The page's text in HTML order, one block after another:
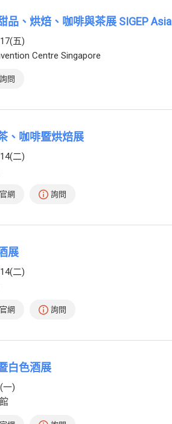
品、烘焙、咖啡與茶展 SIGEP Asia
五)
Centre Singapore
詢問
、咖啡暨烘焙展
二)
官網 詢問
展
二)
官網 詢問
白色酒展
一)